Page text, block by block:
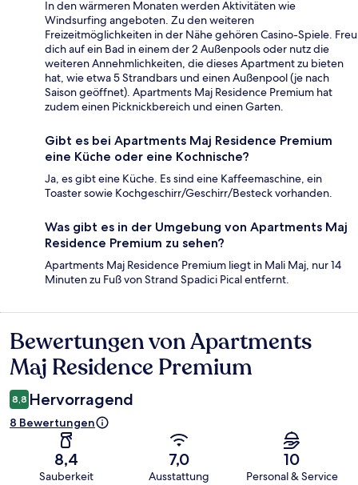
In den wärmeren Monaten werden Aktivitäten wie
Windsurfing angeboten. Zu den weiteren
Freizeitmöglichkeiten in der Nähe gehören Casino-Spiele. Freu
dich auf ein Bad in einem der 2 Außenpools oder nutz die
weiteren Annehmlichkeiten, die dieses Apartment zu bieten
hat, wie etwa 5 Strandbars und einen Außenpool (je nach
Saison geöffnet). Apartments Maj Residence Premium hat
zudem einen Picknickbereich und einen Garten.
Gibt es bei Apartments Maj Residence Premium
eine Küche oder eine Kochnische?
Ja, es gibt eine Küche. Es sind eine Kaffeemaschine, ein
Toaster sowie Kochgeschirr/Geschirr/Besteck vorhanden.
Was gibt es in der Umgebung von Apartments Maj
Residence Premium zu sehen?
Apartments Maj Residence Premium liegt in Mali Maj, nur 14
Minuten zu Fuß von Strand Spadici Pical entfernt.
Bewertungen
Bewertungen von Apartments
Maj Residence Premium
8,8 Hervorragend
8 Bewertungen
8,4
Sauberkeit
7,0
Ausstattung
10
Personal & Service